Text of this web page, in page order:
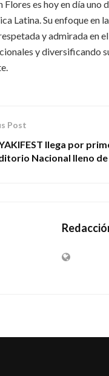
Flores es hoy en día uno
Latina. Su enfoque en
y admirada en
y diversificando
Post
llega por
Nacional lleno